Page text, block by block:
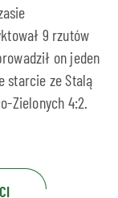
9 rzutów
on jeden
starcie ze Stalą
Zielonych 4:2.